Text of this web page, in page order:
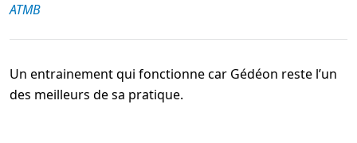
ATMB
Un entrainement qui fonctionne car Gédéon reste l’un
des meilleurs de sa pratique.